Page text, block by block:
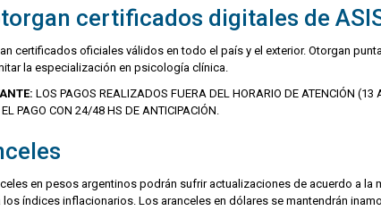
certificados digitales de
certificados oficiales válidos en todo el país y el exterior. Otorgan
la especialización en psicología clínica.
LOS PAGOS REALIZADOS FUERA DEL HORARIO DE ATENCIÓN
PAGO CON 24/48 HS DE ANTICIPACIÓN.
en pesos argentinos podrán sufrir actualizaciones de acuerdo a
los índices inflacionarios. Los aranceles en dólares se mantendrán